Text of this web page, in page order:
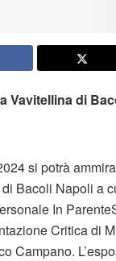
Vavitellina di
si potrà
Bacoli Napoli a
In
Critica di
Campano.